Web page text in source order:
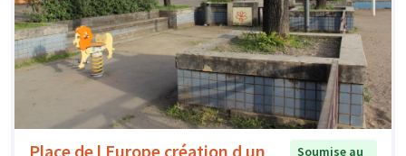
Place de l Europe création d un Soumise au